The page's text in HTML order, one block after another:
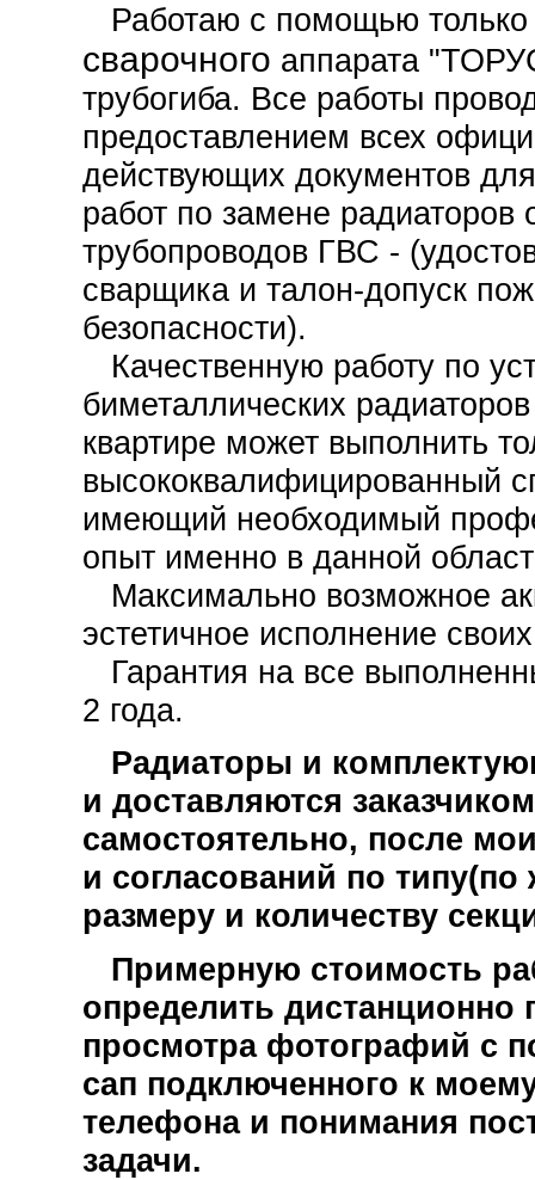
Работаю с помощью
сварочного аппарата
трубогиба. Все работы
предоставлением всех
действующих документов
работ по замене радиаторов
трубопроводов ГВС -
сварщика и талон-допуск
безопасности).
Качественную работу по
биметаллических
квартире может выполнить
высококвалифицированный
имеющий необходимый
опыт именно в данной
Максимально возможное
эстетичное исполнение
Гарантия на все
2 года.
Радиаторы и
и доставляются заказчиком
самостоятельно, после
и согласований по
размеру и количеству
Примерную стоимость
определить дистанционно
просмотра фотографий с
сап подключенного к
телефона и понимания
задачи.